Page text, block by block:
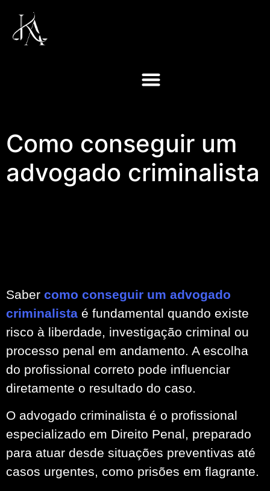
Como conseguir um
advogado criminalista
Saber como conseguir um advogado
criminalista é fundamental quando existe
risco à liberdade, investigação criminal ou
processo penal em andamento. A escolha
do profissional correto pode influenciar
diretamente o resultado do caso.
O advogado criminalista é o profissional
especializado em Direito Penal, preparado
para atuar desde situações preventivas até
casos urgentes, como prisões em flagrante.